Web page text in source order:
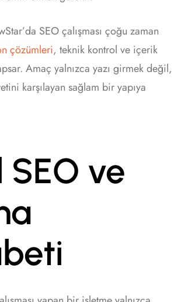
SEO çalışması çoğu zaman
çözümleri, teknik kontrol ve içerik
Amaç yalnızca yazı girmek değil,
karşılayan sağlam bir yapıya
SEO ve